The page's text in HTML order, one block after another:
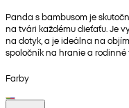
Panda s bambusom je
na tvári každému dieťaťu. Je
na dotyk, a je ideálna na
spoločník na hranie a rodinné
Farby